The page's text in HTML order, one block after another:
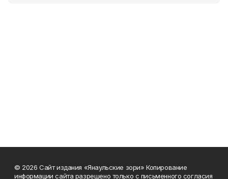
© 2026 Сайт издания «Янаульские зори» Копирование
информации сайта разрешено только с письменного согласия